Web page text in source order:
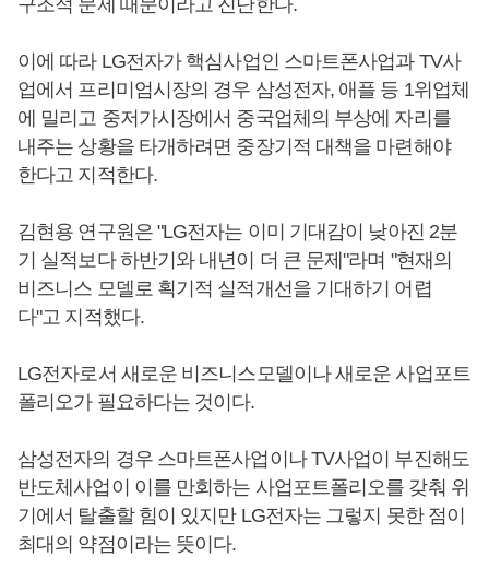
구조적 문제 때문이라고 진단한다.
이에 따라 LG전자가 핵심사업인 스마트폰사업과 TV사
업에서 프리미엄시장의 경우 삼성전자, 애플 등 1위업체
에 밀리고 중저가시장에서 중국업체의 부상에 자리를
내주는 상황을 타개하려면 중장기적 대책을 마련해야
한다고 지적한다.
김현용 연구원은 "LG전자는 이미 기대감이 낮아진 2분
기 실적보다 하반기와 내년이 더 큰 문제"라며 "현재의
비즈니스 모델로 획기적 실적개선을 기대하기 어렵
다"고 지적했다.
LG전자로서 새로운 비즈니스모델이나 새로운 사업포트
폴리오가 필요하다는 것이다.
삼성전자의 경우 스마트폰사업이나 TV사업이 부진해도
반도체사업이 이를 만회하는 사업포트폴리오를 갖춰 위
기에서 탈출할 힘이 있지만 LG전자는 그렇지 못한 점이
최대의 약점이라는 뜻이다.